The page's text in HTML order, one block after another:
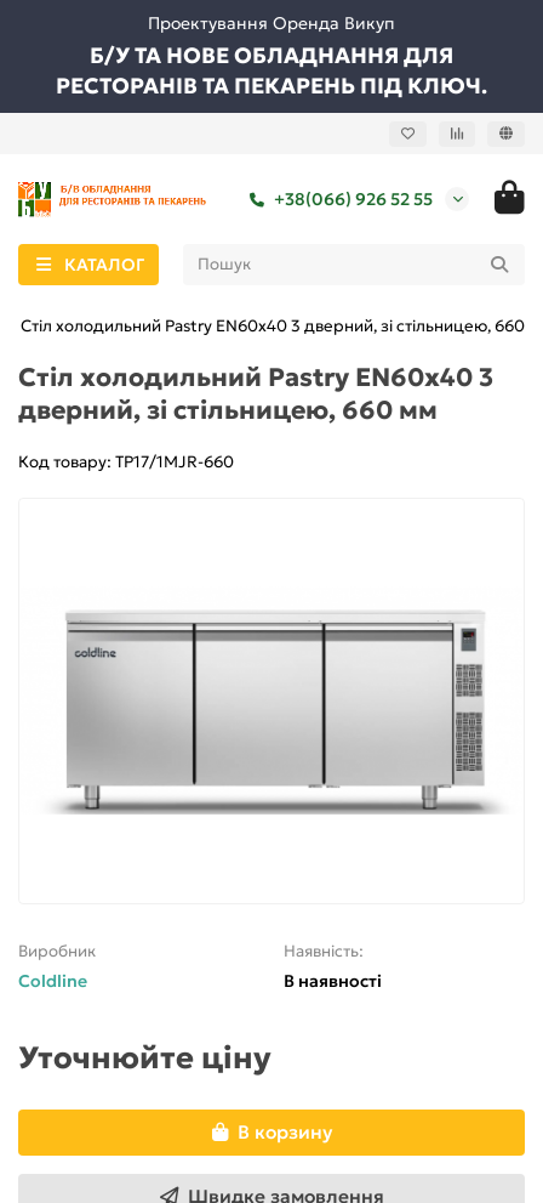
Проектування Оренда Викуп
Б/У ТА НОВЕ ОБЛАДНАННЯ ДЛЯ
РЕСТОРАНІВ ТА ПЕКАРЕНЬ ПІД КЛЮЧ.
+38(066) 926 52 55
КАТАЛОГ
Стіл холодильний Pastry EN60x40 3 дверний, зі стільницею, 660
Стіл холодильний Pastry EN60x40 3
дверний, зі стільницею, 660 мм
Код товару: TP17/1MJR-660
Виробник
Coldline
Наявність:
В наявності
Уточнюйте ціну
В корзину
Швидке замовлення